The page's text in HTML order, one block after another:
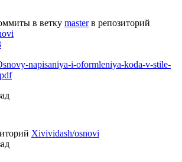
в ветку master в репозиторий
napisaniya-i-oformleniya-koda-v-stile-
Xivividash/osnovi